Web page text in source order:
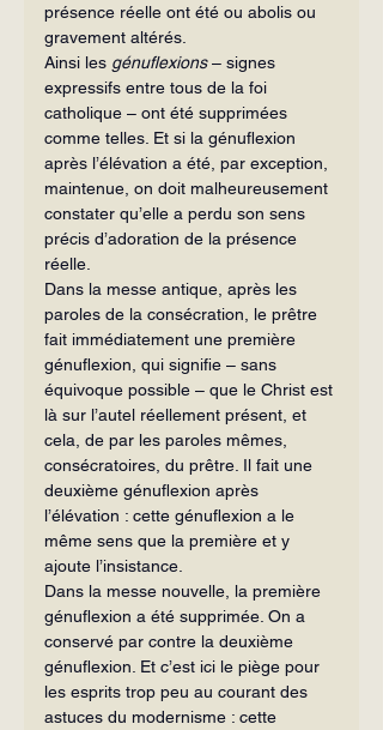
présence réelle ont été ou abolis ou
gravement altérés.
Ainsi les génuflexions – signes
expressifs entre tous de la foi
catholique – ont été supprimées
comme telles. Et si la génuflexion
après l’élévation a été, par exception,
maintenue, on doit malheureusement
constater qu’elle a perdu son sens
précis d’adoration de la présence
réelle.
Dans la messe antique, après les
paroles de la consécration, le prêtre
fait immédiatement une première
génuflexion, qui signifie – sans
équivoque possible – que le Christ est
là sur l’autel réellement présent, et
cela, de par les paroles mêmes,
consécratoires, du prêtre. Il fait une
deuxième génuflexion après
l’élévation : cette génuflexion a le
même sens que la première et y
ajoute l’insistance.
Dans la messe nouvelle, la première
génuflexion a été supprimée. On a
conservé par contre la deuxième
génuflexion. Et c’est ici le piège pour
les esprits trop peu au courant des
astuces du modernisme : cette